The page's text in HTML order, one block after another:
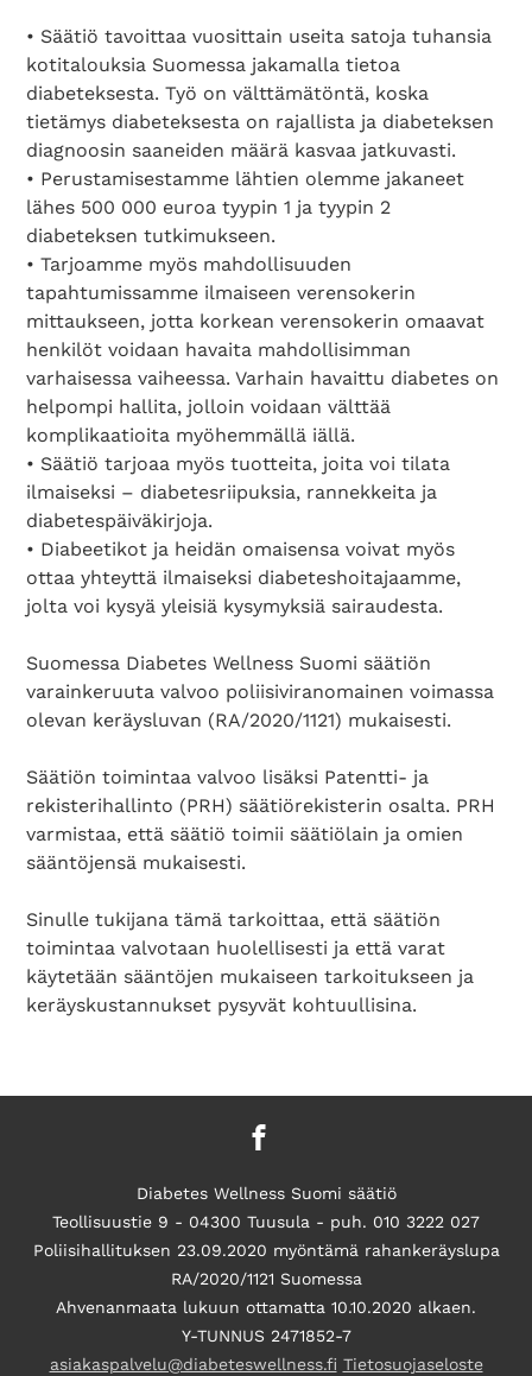
• Säätiö tavoittaa vuosittain useita satoja tuhansia
kotitalouksia Suomessa jakamalla tietoa
diabeteksesta. Työ on välttämätöntä, koska
tietämys diabeteksesta on rajallista ja diabeteksen
diagnoosin saaneiden määrä kasvaa jatkuvasti.
• Perustamisestamme lähtien olemme jakaneet
lähes 500 000 euroa tyypin 1 ja tyypin 2
diabeteksen tutkimukseen.
• Tarjoamme myös mahdollisuuden
tapahtumissamme ilmaiseen verensokerin
mittaukseen, jotta korkean verensokerin omaavat
henkilöt voidaan havaita mahdollisimman
varhaisessa vaiheessa. Varhain havaittu diabetes on
helpompi hallita, jolloin voidaan välttää
komplikaatioita myöhemmällä iällä.
• Säätiö tarjoaa myös tuotteita, joita voi tilata
ilmaiseksi – diabetesriipuksia, rannekkeita ja
diabetespäiväkirjoja.
• Diabeetikot ja heidän omaisensa voivat myös
ottaa yhteyttä ilmaiseksi diabeteshoitajaamme,
jolta voi kysyä yleisiä kysymyksiä sairaudesta.
Suomessa Diabetes Wellness Suomi säätiön
varainkeruuta valvoo poliisiviranomainen voimassa
olevan keräysluvan (RA/2020/1121) mukaisesti.
Säätiön toimintaa valvoo lisäksi Patentti- ja
rekisterihallinto (PRH) säätiörekisterin osalta. PRH
varmistaa, että säätiö toimii säätiölain ja omien
sääntöjensä mukaisesti.
Sinulle tukijana tämä tarkoittaa, että säätiön
toimintaa valvotaan huolellisesti ja että varat
käytetään sääntöjen mukaiseen tarkoitukseen ja
keräyskustannukset pysyvät kohtuullisina.
Diabetes Wellness Suomi säätiö
Teollisuustie 9 - 04300 Tuusula - puh. 010 3222 027
Poliisihallituksen 23.09.2020 myöntämä rahankeräyslupa
RA/2020/1121 Suomessa
Ahvenanmaata lukuun ottamatta 10.10.2020 alkaen.
Y-TUNNUS 2471852-7
asiakaspalvelu@diabeteswellness.fi Tietosuojaseloste